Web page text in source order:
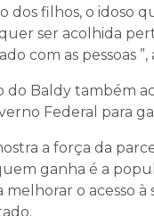
dos filhos, o idoso
ser acolhida
com as pessoas
do Baldy também
Federal para
a força da
ganha é a
o acesso